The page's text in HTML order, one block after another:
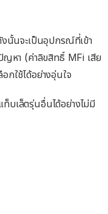
นั้นจะเป็นอุปกรณ์ที่เข้า
ญหา (ค่าลิขสิทธิ์ MFi เสีย
กใช้ได้อย่างอุ่นใจ
บเล็ตรุ่นอื่นได้อย่างไม่มี